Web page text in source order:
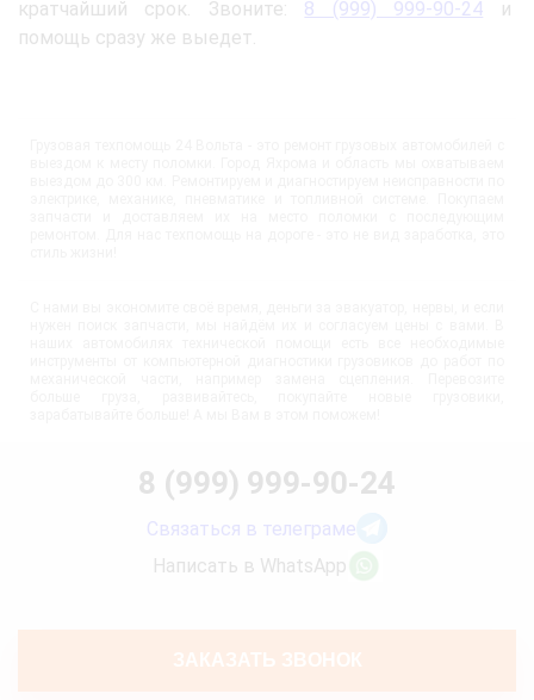
кратчайший срок. Звоните: 8 (999) 999-90-24 и
помощь сразу же выедет.
8 (999) 999-90-24
Связаться в телеграме
Написать в WhatsApp
ЗАКАЗАТЬ ЗВОНОК